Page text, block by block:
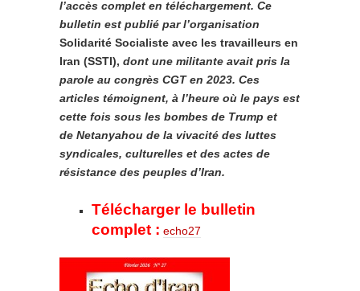
l’accès complet en téléchargement. Ce
bulletin est publié par l’organisation
Solidarité Socialiste avec les travailleurs en
Iran (SSTI), dont une militante avait pris la
parole au congrès CGT en 2023. Ces
articles témoignent, à l’heure où le pays est
cette fois sous les bombes de Trump et
de Netanyahou de la vivacité des luttes
syndicales, culturelles et des actes de
résistance des peuples d’Iran.
Télécharger le bulletin
complet : echo27